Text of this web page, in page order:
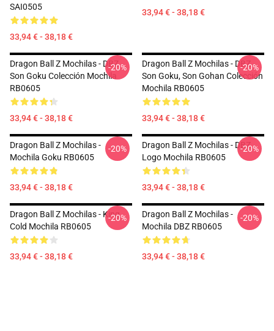
SAI0505
33,94 € - 38,18 €
33,94 € - 38,18 €
Dragon Ball Z Mochilas - DBZ
Son Goku Colección Mochila
RB0605
33,94 € - 38,18 €
-20%
Dragon Ball Z Mochilas - DBZ
Son Goku, Son Gohan Colección
Mochila RB0605
33,94 € - 38,18 €
-20%
Dragon Ball Z Mochilas -
Mochila Goku RB0605
33,94 € - 38,18 €
-20%
Dragon Ball Z Mochilas - DBZ
Logo Mochila RB0605
33,94 € - 38,18 €
-20%
Dragon Ball Z Mochilas - King
Cold Mochila RB0605
33,94 € - 38,18 €
-20%
Dragon Ball Z Mochilas -
Mochila DBZ RB0605
33,94 € - 38,18 €
-20%